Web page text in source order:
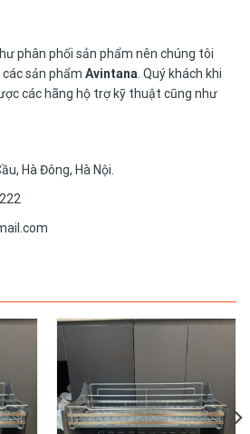
phân phối sản phẩm nên chúng tôi
sản phẩm Avintana. Quý khách khi
các hãng hộ trợ kỹ thuật cũng như
Hà Đông, Hà Nội.